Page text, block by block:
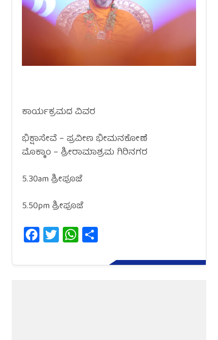
ಕಾರ್ಯಕ್ರಮದ ವಿವರ
ಭಿಕ್ಷಾಸೇವೆ – ಪ್ರವೀಣ ಭೀಮನಕೋಣೆ
ಮೊಕ್ಕಾಂ – ಶ್ರೀರಾಮಾಶ್ರಮ ಗಿರಿನಗರ
5.30am ಶ್ರೀಪೂಜೆ
5.50pm ಶ್ರೀಪೂಜೆ
Facebook
TwitterWhatsApp